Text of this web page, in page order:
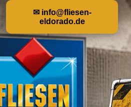
✉ info@fliesen-
eldorado.de